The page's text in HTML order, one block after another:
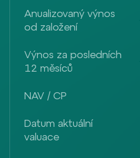
Anualizovaný výnos
od založení
Výnos za posledních
12 měsíců
NAV / CP
Datum aktuální
valuace